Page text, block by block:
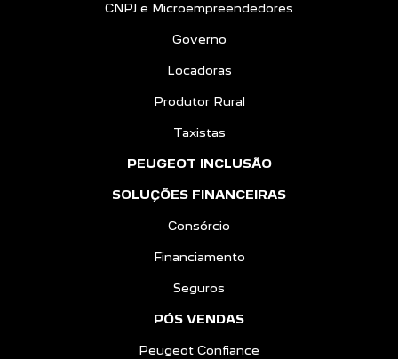
CNPJ e Microempreendedores
Governo
Locadoras
Produtor Rural
Taxistas
PEUGEOT INCLUSÃO
SOLUÇÕES FINANCEIRAS
Consórcio
Financiamento
Seguros
PÓS VENDAS
Peugeot Confiance